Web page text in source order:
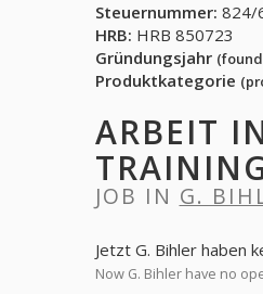
Steuernummer: 824/
HRB: HRB 850723
Gründungsjahr
Produktkategorie
ARBEIT
JOB IN G.
Jetzt G. Bihler haben
Now G. Bihler have no